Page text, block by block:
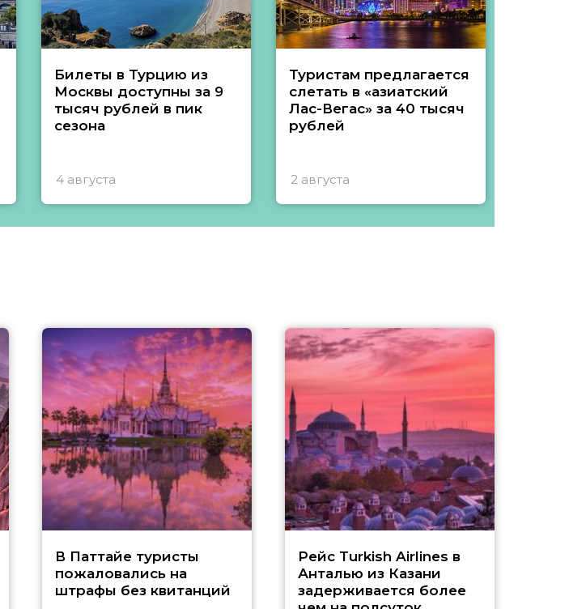
Билеты в Турцию из
Москвы доступны за 9
тысяч рублей в пик
сезона
4 августа
Туристам предлагается
слетать в «азиатский
Лас-Вегас» за 40 тысяч
рублей
2 августа
В Паттайе туристы
пожаловались на
штрафы без квитанций
Рейс Turkish Airlines в
Анталью из Казани
задерживается более